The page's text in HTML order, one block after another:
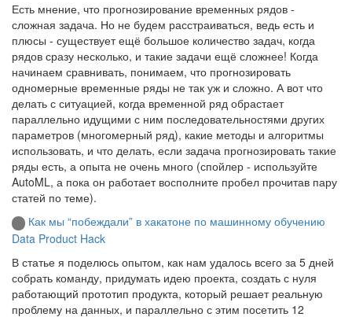
Есть мнение, что прогнозирование временных рядов -
сложная задача. Но не будем расстраиваться, ведь есть и
плюсы - существует ещё большое количество задач, когда
рядов сразу несколько, и такие задачи ещё сложнее! Когда
начинаем сравнивать, понимаем, что прогнозировать
одномерные временные ряды не так уж и сложно. А вот что
делать с ситуацией, когда временной ряд обрастает
параллельно идущими с ним последовательностями других
параметров (многомерный ряд), какие методы и алгоритмы
использовать, и что делать, если задача прогнозировать такие
ряды есть, а опыта не очень много (спойлер - используйте
AutoML, а пока он работает восполните пробел прочитав пару
статей по теме).
Как мы “побеждали” в хакатоне по машинному обучению
Data Product Hack
В статье я поделюсь опытом, как нам удалось всего за 5 дней
собрать команду, придумать идею проекта, создать с нуля
работающий прототип продукта, который решает реальную
проблему на данных, и параллельно с этим посетить 12